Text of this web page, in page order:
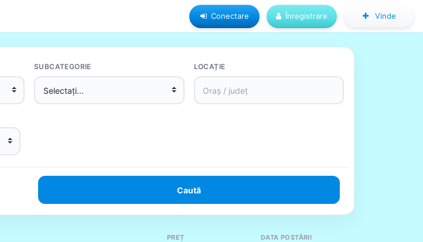
Conectare Înregistrare Vinde
SUBCATEGORIE LOCAȚIE
Caută
PREȚ DATA POSTĂRII